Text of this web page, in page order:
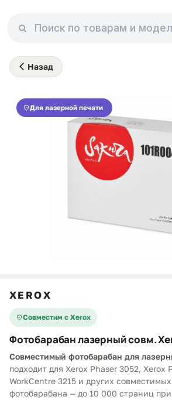
Назад
Для лазерной печати
XEROX
Совместим с Xerox
Фотобарабан лазерный совм.
Совместимый фотобарабан для
подходит для Xerox Phaser 3052, Xerox
WorkCentre 3215 и других
фотобарабана — до 10 000 страниц